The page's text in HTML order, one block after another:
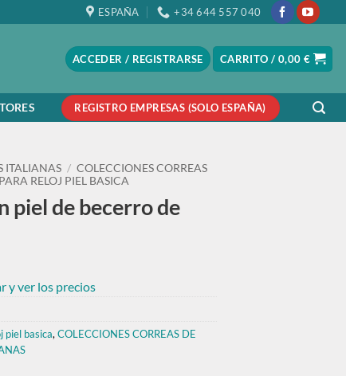
ESPAÑA +34 644 557 040
ACCEDER / REGISTRARSE CARRITO / 0,00 €
REGISTRO EMPRESAS (SOLO ESPAÑA)
ITALIANAS / COLECCIONES CORREAS
RELOJ PIEL BASICA
piel de becerro de
y ver los precios
piel basica, COLECCIONES CORREAS DE